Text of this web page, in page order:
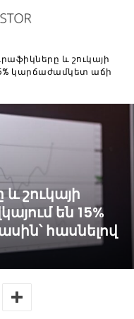
և շուկայի
կարճաժամկետ աճի
շուկայի
են 15%
հասնելով